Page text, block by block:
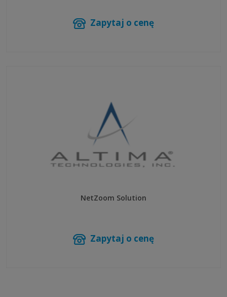
Zapytaj o cenę
NetZoom Solution
Zapytaj o cenę